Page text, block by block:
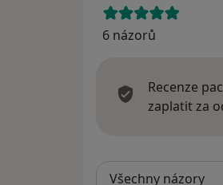
6 názorů
Recenze
zaplatit za